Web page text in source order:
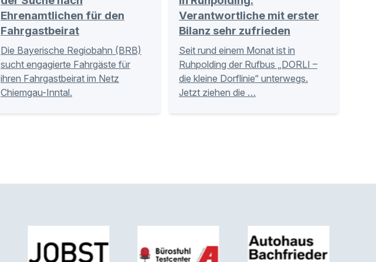
Ehrenamtlichen für den
Fahrgastbeirat
Die Bayerische Regiobahn (BRB)
sucht engagierte Fahrgäste für
ihren Fahrgastbeirat im Netz
Chiemgau-Inntal.
Verantwortliche mit erster
Bilanz sehr zufrieden
Seit rund einem Monat ist in
Ruhpolding der Rufbus „DORLI –
die kleine Dorflinie“ unterwegs.
Jetzt ziehen die …